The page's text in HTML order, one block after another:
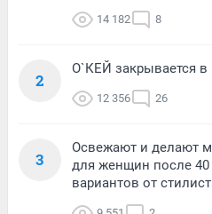
14 182 8
2
О`КЕЙ закрывается в
12 356 26
3
Освежают и делают
для женщин после
вариантов от